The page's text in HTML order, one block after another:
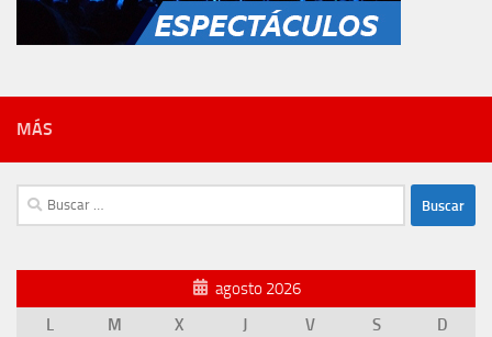
MÁS
Buscar:
agosto 2026
L
M X J V S
D